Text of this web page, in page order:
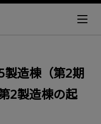
製造棟（第2期
2製造棟の起